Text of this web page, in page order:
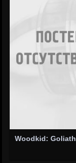
Woodkid: Goliath